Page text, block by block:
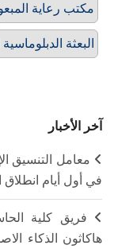
مكتب رعاية
البعثة
آخر الأخبار
في أول أيام انطلاق
فريق كلية
هاكاثون الذكاء